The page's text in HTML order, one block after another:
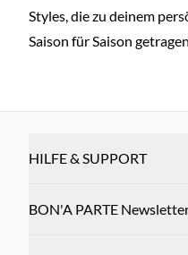
Styles, die zu deinem
Saison für Saison
HILFE & SUPPORT
BON'A PARTE